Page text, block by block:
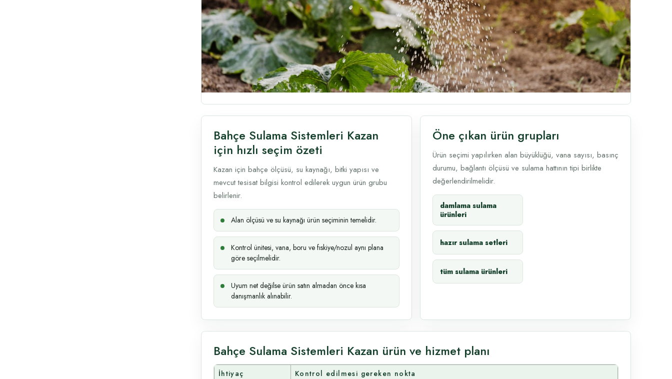
Bahçe Sulama Sistemleri Kazan
için hızlı seçim özeti
Kazan için bahçe ölçüsü, su kaynağı, bitki yapısı ve
mevcut tesisat bilgisi kontrol edilerek uygun ürün grubu
belirlenir.
Alan ölçüsü ve su kaynağı ürün seçiminin temelidir.
Kontrol ünitesi, vana, boru ve fıskiye/nozul aynı plana
göre seçilmelidir.
Uyum net değilse ürün satın almadan önce kısa
danışmanlık alınabilir.
Öne çıkan ürün grupları
Ürün seçimi yapılırken alan büyüklüğü, vana sayısı, basınç
durumu, bağlantı ölçüsü ve sulama hattının tipi birlikte
değerlendirilmelidir.
damlama sulama
ürünleri
hazır sulama setleri
tüm sulama ürünleri
Bahçe Sulama Sistemleri Kazan ürün ve hizmet planı
İhtiyaç
Kontrol edilmesi gereken nokta